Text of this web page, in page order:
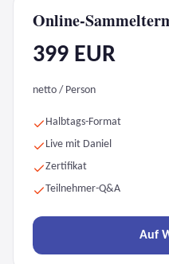
Online-
399 EUR
netto / Person
Halbtags-Format
Live mit Daniel
Zertifikat
Teilnehmer-Q&A
Auf